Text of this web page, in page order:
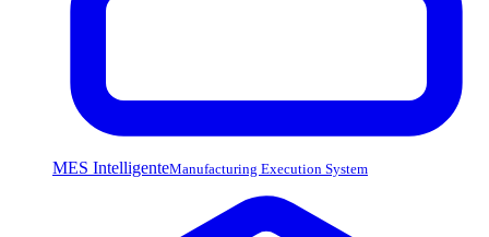
MES IntelligenteManufacturing Execution System